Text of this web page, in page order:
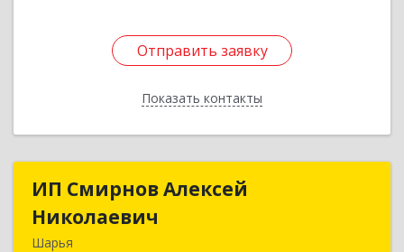
Отправить заявку
Показать контакты
Отправить заявку
Назад
ИП Смирнов Алексей
Николаевич
Шарья
ИП Смирнов Алексей